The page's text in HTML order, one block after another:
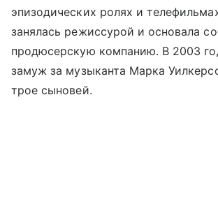
эпизодических ролях и
занялась режиссурой и основала
продюсерскую компанию. В 2003
замуж за музыканта Марка
трое сыновей.